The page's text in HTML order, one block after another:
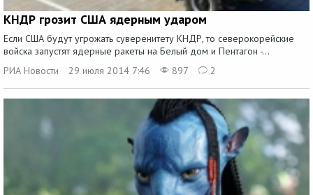
КНДР грозит США ядерным ударом
Если США будут угрожать суверенитету КНДР, то северокорейские
войска запустят ядерные ракеты на Белый дом и Пентагон -...
РИА Новости
29 июля 2014 7:46 897 2